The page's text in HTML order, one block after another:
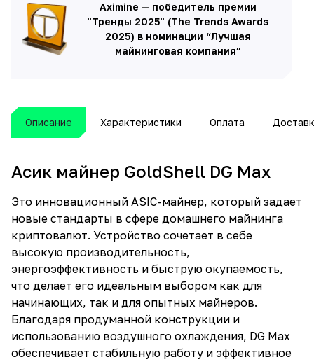
Aximine — победитель премии
"Тренды 2025" (The Trends Awards
2025) в номинации “Лучшая
майнинговая компания”
Описание Характеристики Оплата
Асик майнер GoldShell DG Max
Это инновационный ASIC-майнер, который задает
новые стандарты в сфере домашнего майнинга
криптовалют. Устройство сочетает в себе
высокую производительность,
энергоэффективность и быструю окупаемость,
что делает его идеальным выбором как для
начинающих, так и для опытных майнеров.
Благодаря продуманной конструкции и
использованию воздушного охлаждения, DG Max
обеспечивает стабильную работу и эффективное